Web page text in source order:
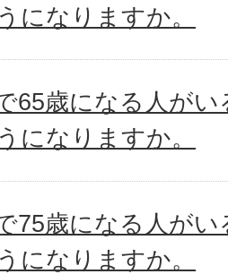
になりますか。
65歳になる人が
になりますか。
75歳になる人が
になりますか。